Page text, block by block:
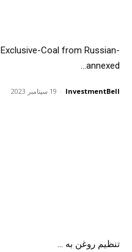
Exclusive-Coal from Russian-
annexed...
InvestmentBell
- 19 سپتامبر 2023
تنظیم روغن به ...